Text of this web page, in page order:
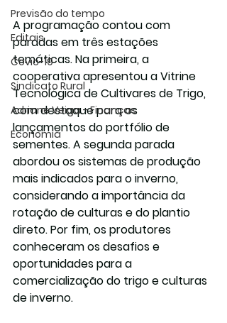
Previsão do tempo
Editais
Covic-19
Sindicato Rural
Adriane Veiga - Finanças
Economia
A programação contou com
paradas em três estações
temáticas. Na primeira, a
cooperativa apresentou a Vitrine
Tecnológica de Cultivares de Trigo,
com destaque para os
lançamentos do portfólio de
sementes. A segunda parada
abordou os sistemas de produção
mais indicados para o inverno,
considerando a importância da
rotação de culturas e do plantio
direto. Por fim, os produtores
conheceram os desafios e
oportunidades para a
comercialização do trigo e culturas
de inverno.